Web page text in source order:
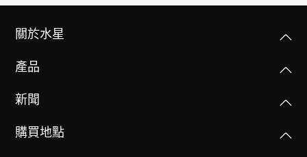
相容 802.11be/ax/ac/a/b/g/n Wi-Fi 標準
訊號速率
BE3600
• 2.4 GHz: 688 Mbps(802.11be)
浮動IP/固定IP/PPPoE/L2TP/PPTP
管理
存取控制
本地管理
167 × 117.5 × 41.5 mm
關於水星
產品
新聞
購買地點